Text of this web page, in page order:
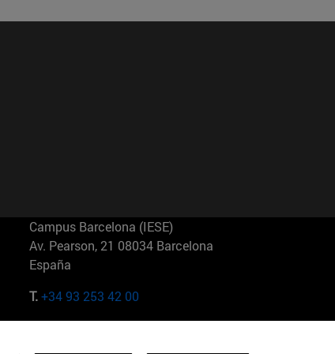
Campus Barcelona (IESE)
Av. Pearson, 21 08034 Barcelona
España
T.+34 93 253 42 00